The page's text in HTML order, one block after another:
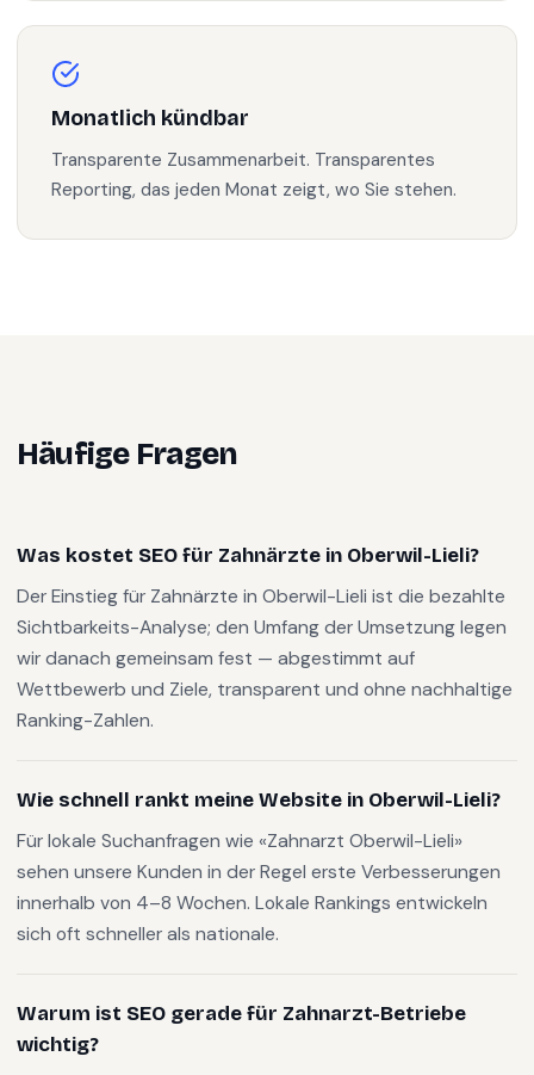
Monatlich kündbar
Transparente Zusammenarbeit. Transparentes
Reporting, das jeden Monat zeigt, wo Sie stehen.
Häufige Fragen
Was kostet SEO für Zahnärzte in Oberwil-Lieli?
Der Einstieg für Zahnärzte in Oberwil-Lieli ist die bezahlte
Sichtbarkeits-Analyse; den Umfang der Umsetzung legen
wir danach gemeinsam fest — abgestimmt auf
Wettbewerb und Ziele, transparent und ohne nachhaltige
Ranking-Zahlen.
Wie schnell rankt meine Website in Oberwil-Lieli?
Für lokale Suchanfragen wie «Zahnarzt Oberwil-Lieli»
sehen unsere Kunden in der Regel erste Verbesserungen
innerhalb von 4–8 Wochen. Lokale Rankings entwickeln
sich oft schneller als nationale.
Warum ist SEO gerade für Zahnarzt-Betriebe
wichtig?